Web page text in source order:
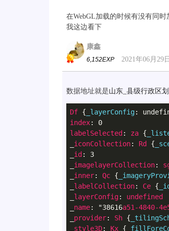
在WebGL加载的时候有没有同
我这边看下
康鑫
6,152EXP 2021年06月29日
数据地址就是山东_县级行政区
Df { _layerConfig:
index
labelSelected : za {
iconCollection: Rd {
id : 3
imagelayerCollection:
inner: Qc {
labelCollection: Ce {
layerConfig: undefined
name: "38616a51-4840-
provider: Sh {
style3D: Kx {